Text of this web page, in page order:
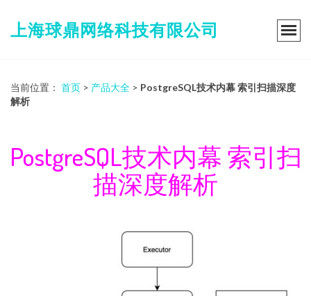
上海球鼎网络科技有限公司
当前位置： 首页 > 产品大全 > PostgreSQL技术内幕 索引扫描深度
解析
PostgreSQL技术内幕 索引扫
描深度解析